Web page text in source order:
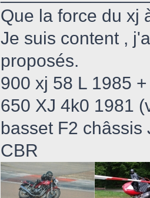
Que la force du xj
Je suis content ,
proposés.
900 xj 58 L 1985
650 XJ 4k0 1981
basset F2
CBR